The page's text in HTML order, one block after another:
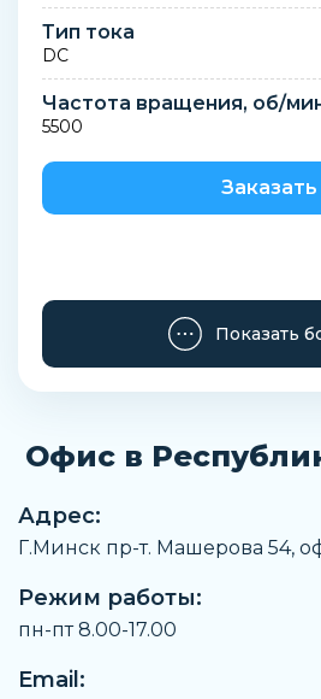
Тип тока
DC
Частота вращения, об/
5500
Заказать
Показать
Офис в
Адрес:
Г.Минск пр-т. Машерова 54,
Режим работы:
пн-пт 8.00-17.00
Email: